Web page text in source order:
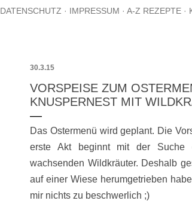
DATENSCHUTZ IMPRESSUM A-Z REZEPTE
30.3.15
VORSPEISE ZUM
KNUSPERNEST MIT
Das Ostermenü wird geplant. Die
erste Akt beginnt mit der
wachsenden Wildkräuter. Deshalb
auf einer Wiese herumgetrieben
mir nichts zu beschwerlich ;)